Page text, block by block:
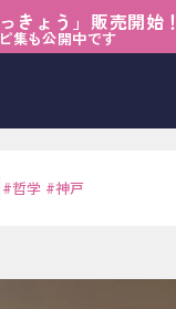
きょう」販売開始！
集も公開中です
#哲学 #神戸